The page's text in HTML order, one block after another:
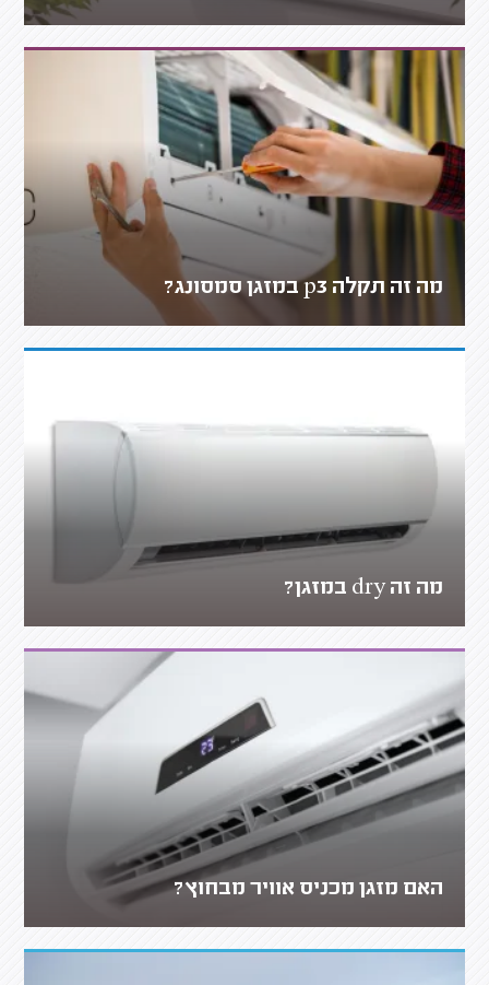
מה זה תקלה p3 במזגן סמסונג?
מה זה dry במזגן?
האם מזגן מכניס אוויר מבחוץ?